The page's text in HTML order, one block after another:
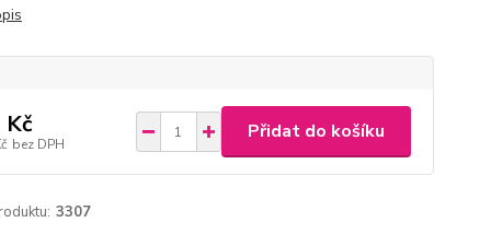
Kč
bez DPH
Přidat do košíku
3307